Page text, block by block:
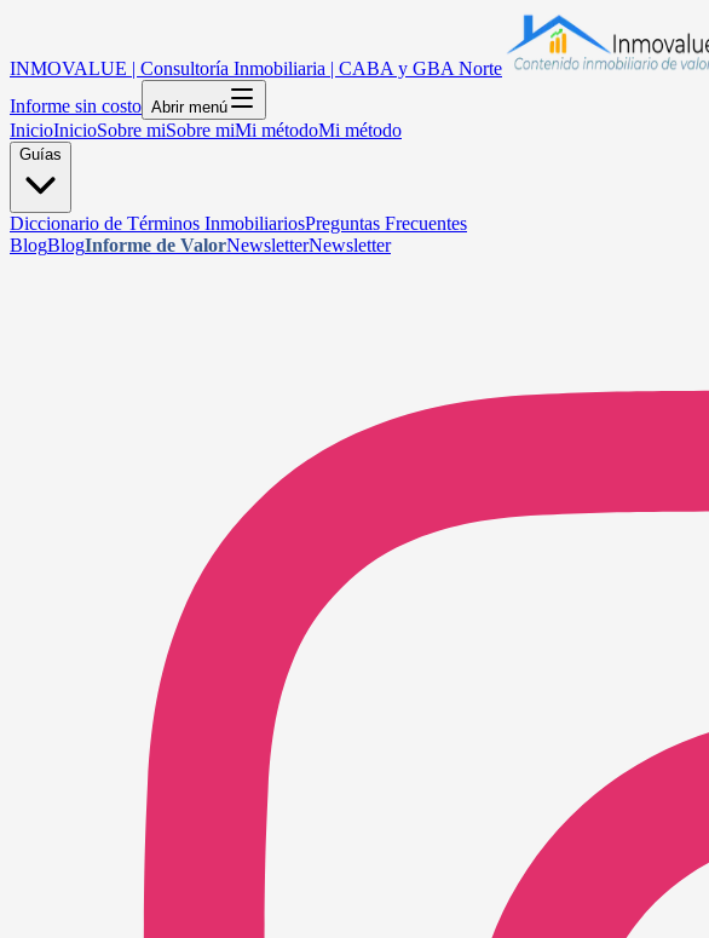
INMOVALUE | Consultoría Inmobiliaria | CABA y GBA Norte
Informe sin costo Abrir menú
InicioInicioSobre miSobre miMi métodoMi método
Guías
Diccionario de Términos InmobiliariosPreguntas Frecuentes
BlogBlogInforme de ValorNewsletterNewsletter